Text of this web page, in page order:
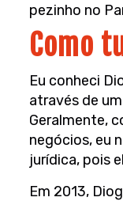
pezinho no
Como
Eu conheci
através de
Geralmente,
negócios, eu
jurídica, pois
Em 2013,